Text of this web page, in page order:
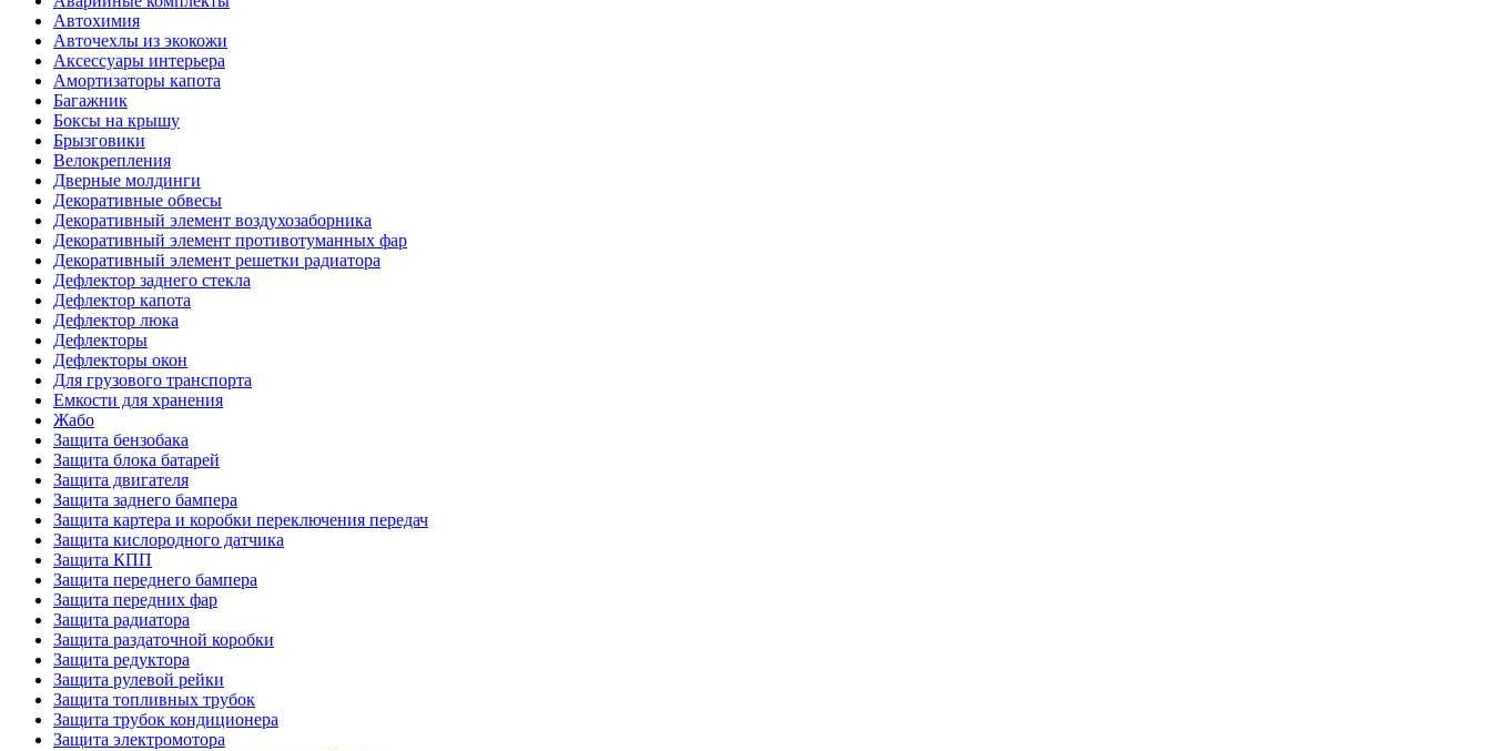
Автохимия
Авточехлы из экокожи
Аксессуары интерьера
Амортизаторы капота
Багажник
Боксы на крышу
Брызговики
Велокрепления
Дверные молдинги
Декоративные обвесы
Декоративный элемент воздухозаборника
Декоративный элемент противотуманных фар
Декоративный элемент решетки радиатора
Дефлектор заднего стекла
Дефлектор капота
Дефлектор люка
Дефлекторы
Дефлекторы окон
Для грузового транспорта
Емкости для хранения
Жабо
Защита бензобака
Защита блока батарей
Защита двигателя
Защита заднего бампера
Защита картера и коробки переключения передач
Защита кислородного датчика
Защита КПП
Защита переднего бампера
Защита передних фар
Защита радиатора
Защита раздаточной коробки
Защита редуктора
Защита рулевой рейки
Защита топливных трубок
Защита трубок кондиционера
Защита электромотора